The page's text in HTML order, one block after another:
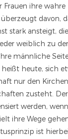
Frauen ihre
davon,
stark ansteigt,
weiblich zu
männliche
heißt heute, sich
nur den
zusteht.
werden,
ihre Wege
ist